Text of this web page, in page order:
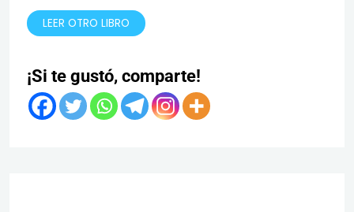
LEER OTRO LIBRO
¡Si te gustó, comparte!